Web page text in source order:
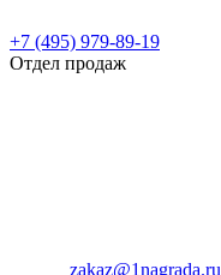
+7 (495) 979-89-19
Отдел продаж
zakaz@1nagrada.ru